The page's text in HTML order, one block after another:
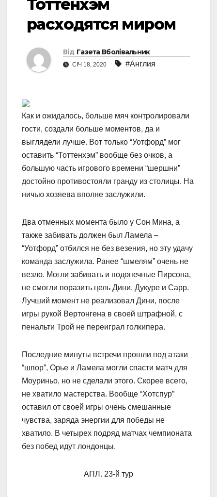
Тоттенхэм
расходятся миром
Від Газета Вболівальник
СІЧ 18, 2020 #Англия
Как и ожидалось, больше мяч контролировали
гости, создали больше моментов, да и
выглядели лучше. Вот только “Уотфорд” мог
оставить “Тоттенхэм” вообще без очков, а
большую часть игрового времени “шершни”
достойно противостояли гранду из столицы. На
ничью хозяева вполне заслужили.
Два отменных момента было у Сон Мина, а
также забивать должен был Ламела –
“Уотфорд” отбился не без везения, но эту удачу
команда заслужила. Ранее “шмелям” очень не
везло. Могли забивать и подопечные Пирсона,
не смогли поразить цель Дини, Дукуре и Сарр.
Лучший момент не реализовал Дини, после
игры рукой Вертонгена в своей штрафной, с
пенальти Трой не переиграл голкипера.
Последние минуты встречи прошли под атаки
“шпор”, Орье и Ламела могли спасти матч для
Моуриньо, но не сделали этого. Скорее всего,
не хватило мастерства. Вообще “Хотспур”
оставил от своей игры очень смешанные
чувства, заряда энергии для победы не
хватило. В четырех подряд матчах чемпионата
без побед идут лондонцы.
АПЛ. 23-й тур